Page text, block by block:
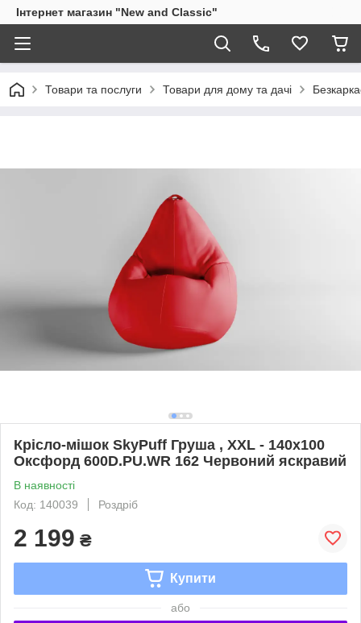
Інтернет магазин "New and Classic"
Товари та послуги Товари для дому та дачі
Крісло-мішок SkyPuff Груша , XXL - 140х100
Оксфорд 600D.PU.WR 162 Червоний яскравий
В наявності
Код: 140039
Роздріб
2 199 ₴
Купити
або